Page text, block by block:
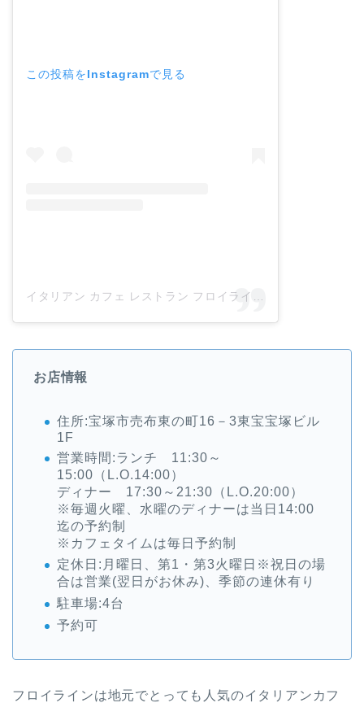
この投稿をInstagramで見る
お店情報
住所:宝塚市売布東の町16－3東宝宝塚ビル
1F
営業時間:ランチ 11:30～
15:00（L.O.14:00）
ディナー 17:30～21:30（L.O.20:00）
※毎週火曜、水曜のディナーは当日14:00
迄の予約制
※カフェタイムは毎日予約制
定休日:月曜日、第1・第3火曜日※祝日の場
合は営業(翌日がお休み)、季節の連休有り
駐車場:4台
予約可
フロイラインは地元でとっても人気のイタリアンカフ